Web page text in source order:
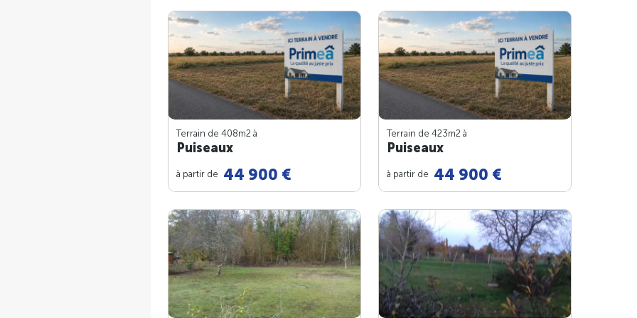
Terrain de 408m2 à
Puiseaux
à partir de 44 900 €
Terrain de 423m2 à
Puiseaux
à partir de 44 900 €